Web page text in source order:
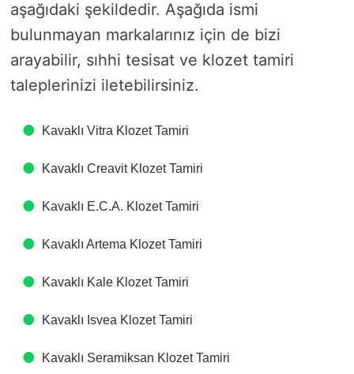
aşağıdaki şekildedir. Aşağıda ismi
bulunmayan markalarınız için de bizi
arayabilir, sıhhi tesisat ve klozet tamiri
taleplerinizi iletebilirsiniz.
Kavaklı Vitra Klozet Tamiri
Kavaklı Creavit Klozet Tamiri
Kavaklı E.C.A. Klozet Tamiri
Kavaklı Artema Klozet Tamiri
Kavaklı Kale Klozet Tamiri
Kavaklı Isvea Klozet Tamiri
Kavaklı Seramiksan Klozet Tamiri